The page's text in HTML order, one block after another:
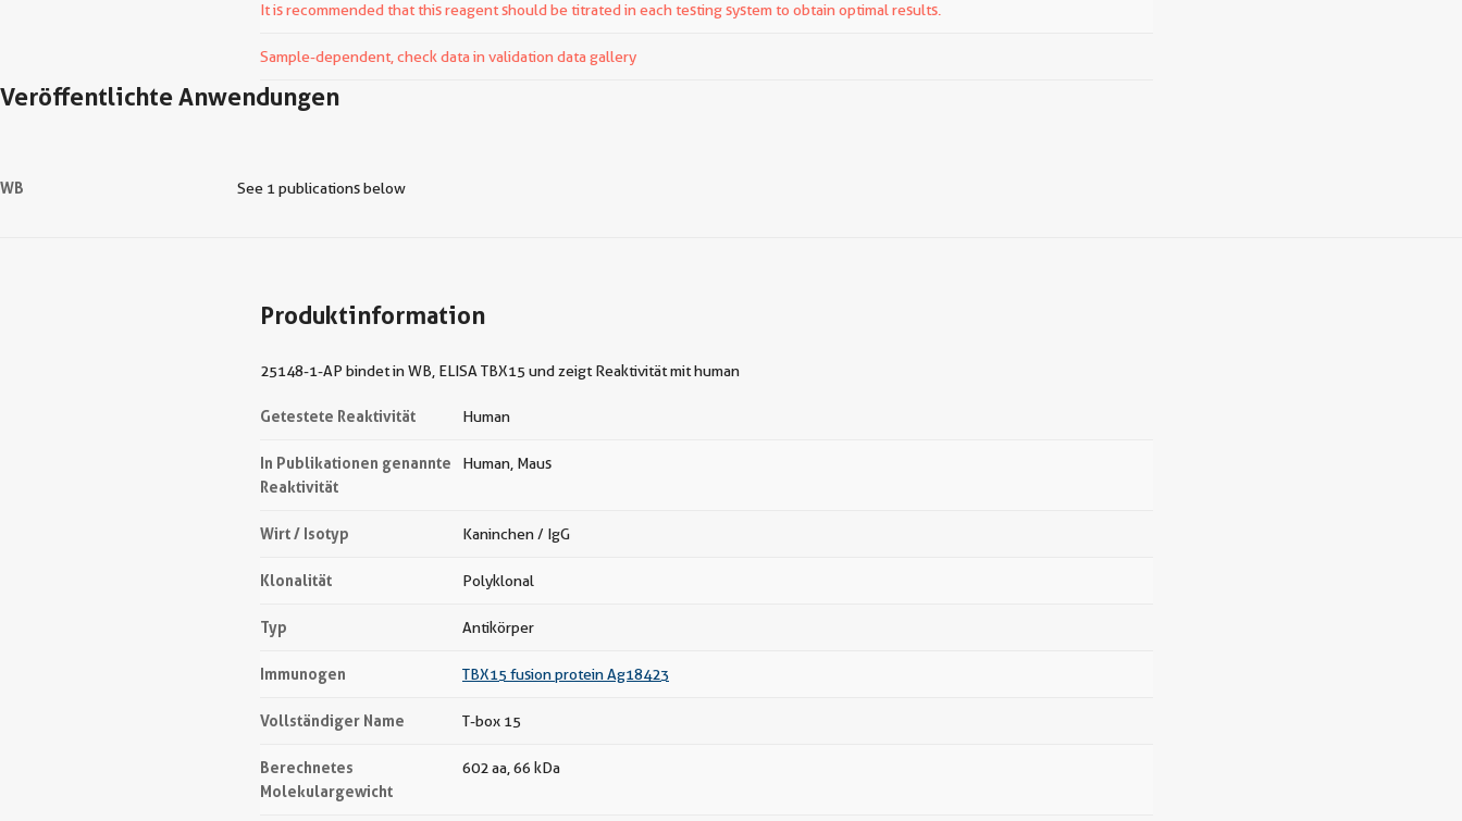
It is recommended that this reagent should be titrated in each testing system to obtain optimal results.
Sample-dependent, check data in validation data gallery
Veröffentlichte Anwendungen
WB See 1 publications below
Produktinformation
25148-1-AP bindet in WB, ELISA TBX15 und zeigt Reaktivität mit human
Getestete Reaktivität Human
In Publikationen genannte
Reaktivität
Human, Maus
Wirt / Isotyp Kaninchen / IgG
Klonalität Polyklonal
Typ Antikörper
Immunogen TBX15 fusion protein Ag18423
Vollständiger Name T-box 15
Berechnetes
Molekulargewicht
602 aa, 66 kDa